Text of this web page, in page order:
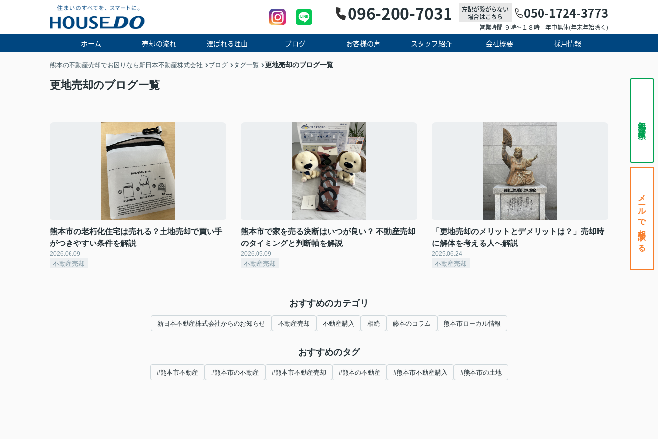
096-200-7031
左記が繋がらない
場合はこちら
050-1724-3773
営業時間 ９時～１８時 年中無休(年末年始除く)
ホーム 売却の流れ 選ばれる理由 ブログ お客様の声 スタッフ紹介 会社概要 採用情報
無料査定依頼
メールで相談する
熊本の不動産売却でお困りなら新日本不動産株式会社 ブログ タグ一覧 更地売却のブログ一覧
更地売却のブログ一覧
熊本市の老朽化住宅は売れる？土地売却で買い手
がつきやすい条件を解説
2026.06.09
不動産売却
熊本市で家を売る決断はいつが良い？ 不動産売却
のタイミングと判断軸を解説
2026.05.09
不動産売却
「更地売却のメリットとデメリットは？」売却時
に解体を考える人へ解説
2025.06.24
不動産売却
おすすめのカテゴリ
新日本不動産株式会社からのお知らせ 不動産売却 不動産購入 相続 藤本のコラム 熊本市ローカル情報
おすすめのタグ
#熊本市不動産 #熊本市の不動産 #熊本市不動産売却 #熊本の不動産 #熊本市不動産購入 #熊本市の土地